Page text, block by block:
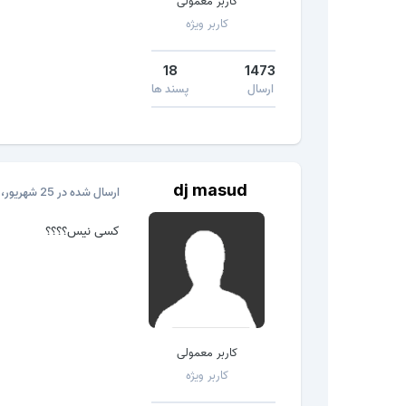
کاربر ویژه
1473
ارسال
18
پسند ها
dj masud
کاربر معمولی
کاربر ویژه
ارسال شده در 25 شهریور، 2016
کسی نیس؟؟؟؟